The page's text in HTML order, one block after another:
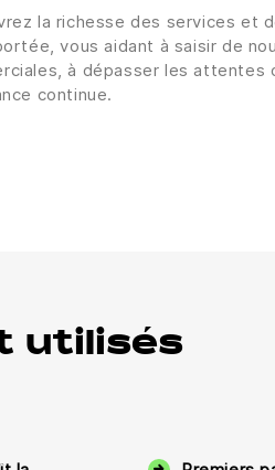
la richesse des services et
vous aidant à saisir de
à dépasser les attentes
continue.
utilisés